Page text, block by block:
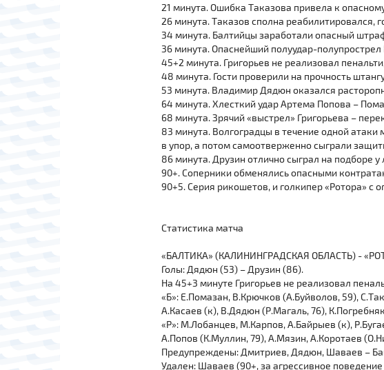
21 минута. Ошибка Таказова привела к
26 минута. Таказов сполна
34 минута. Балтийцы заработали опасный
36 минута. Опаснейший полуудар-
45+2 минута. Григорьев не реализовал
48 минута. Гости проверили на прочность
53 минута. Владимир Дядюн оказался
64 минута. Хлесткий удар Артема Попова –
68 минута. Зрячий «выстрел» Григорьева –
83 минута. Волгоградцы в течение одной
в упор, а потом самоотверженно сыграли
86 минута. Друзин отлично сыграл на
90+. Соперники обменялись опасными
90+5. Серия рикошетов, и голкипер «Ротора» с
Статистика матча
«БАЛТИКА» (КАЛИНИНГРАДСКАЯ ОБЛАСТЬ) -
Голы: Дядюн (53) – Друзин (86).
На 45+3 минуте Григорьев не реализовал
«Б»: Е.Помазан, В.Крючков (А.Буйволов, 59),
А.Касаев (к), В.Дядюн (Р.Магаль, 76),
«Р»: М.Лобанцев, М.Карпов, А.Байрыев (к),
А.Попов (К.Муллин, 79), А.Мязин, А.Коротаев
Предупреждены: Дмитриев, Дядюн, Шаваев –
Удален: Шаваев (90+, за агрессивное